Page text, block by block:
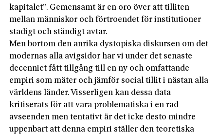
kapitalet”. Gemensamt är en oro över att tilliten
mellan människor och förtroendet för institutioner
stadigt och ständigt avtar.
Men bortom den anrika dystopiska diskursen om det
modernas alla avigsidor har vi under det senaste
decenniet fått tillgång till en ny och omfattande
empiri som mäter och jämför social tillit i nästan alla
världens länder. Visserligen kan dessa data
kritiserats för att vara problematiska i en rad
avseenden men tentativt är det icke desto mindre
uppenbart att denna empiri ställer den teoretiska